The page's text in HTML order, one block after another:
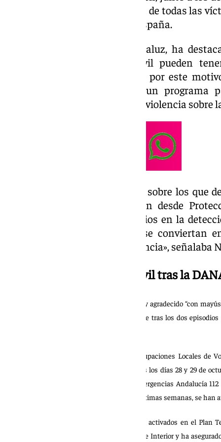
minuto de silencio en memoria de todas las
lo que va de año suman 37 en España.
La delegada del Ejecutivo andaluz, ha
voluntarios de Protección Civil pueden
situaciones de maltrato», y es por este
Andalucía, se ha impulsado un programa
voluntaria en la detección de la violencia sobre
«Cada vez son más los frentes sobre los que
violencia de género, y también desde
formando a nuestros voluntarios en la
sobre las mujeres, para que se conviertan
prevención de este tipo de violencia», señalaba
El trabajo de Protección Civil tras la
Patricia Navarro ha puesto en valor, además, y agradecido “con
Civil en la provincia de Málaga, especialmente tras los dos
Durante la celebración de la Jornada de Agrupaciones Locales de
Navarro ha recordado las dos DANAs sufridas los días 28 y 29 de
segunda, que han obligado al Servicio de Emergencias Andalucía
mitad, “una de cada dos emergencias en las últimas semanas, se han
Así, ha dado las gracias a todos los efectivos activados en el Plan
coordinación de la Consejería de Presidencia e Interior y ha